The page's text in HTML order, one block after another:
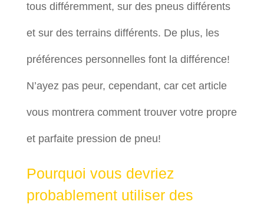
tous différemment, sur des pneus différents
et sur des terrains différents. De plus, les
préférences personnelles font la différence!
N’ayez pas peur, cependant, car cet article
vous montrera comment trouver votre propre
et parfaite pression de pneu!
Pourquoi vous devriez
probablement utiliser des